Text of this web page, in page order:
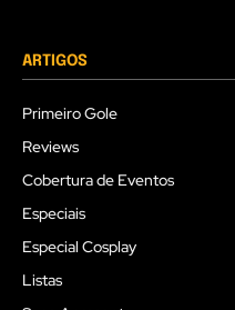
ARTIGOS
Primeiro Gole
Reviews
Cobertura de Eventos
Especiais
Especial Cosplay
Listas